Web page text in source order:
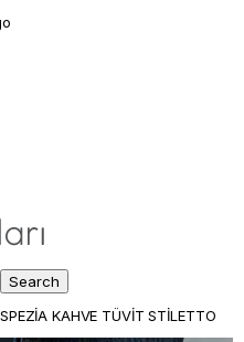
SPEZİA KAHVE TÜVİT STİLETTO